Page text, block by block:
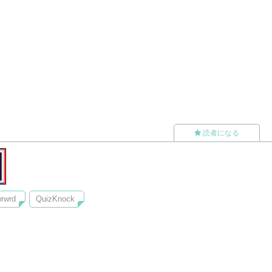
QuizKnock
読者になる